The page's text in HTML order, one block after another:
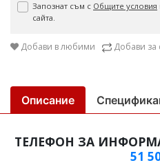
Запознат съм с Общите условия
сайта.
Добави в любими Добави за
Описание
ТЕЛЕФОН ЗА
51